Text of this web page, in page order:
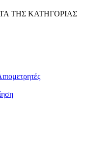
ΤΗΣ ΚΑΤΗΓΟΡΙΑΣ